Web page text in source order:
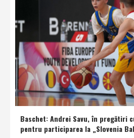
Baschet: Andrei Savu, în pregătiri
pentru participarea la „Slovenia